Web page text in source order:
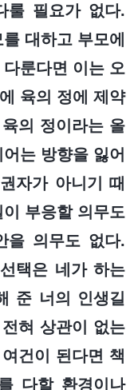
룰 필요가 없다.
대하고 부모에
룬다면 이는 오
육의 정에 제약
의 정이라는 올
는 방향을 잃어
자가 아니기 때
부응할 의무도
을 의무도 없다.
택은 네가 하는
준 너의 인생길
혀 상관이 없는
건이 된다면 책
다할 환경이나